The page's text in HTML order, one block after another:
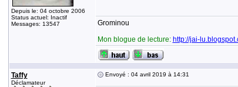
Depuis le: 04 octobre 2006
Status actuel: Inactif
Messages: 13547
Grominou
Mon blogue de lecture: http://jai-
Taffy
Déclamateur
Envoyé : 04 avril 2019 à 14:31